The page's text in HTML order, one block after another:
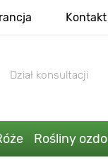
Kontakt
Dział konsultacji
Rośliny